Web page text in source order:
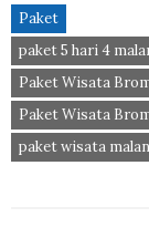
Paket
paket 5 hari 4
Paket Wisata
Paket Wisata
paket wisata